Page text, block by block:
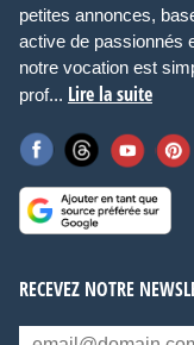
petites annonces,
active de passionnés
notre vocation est
prof... Lire la suite
RECEVEZ NOTRE